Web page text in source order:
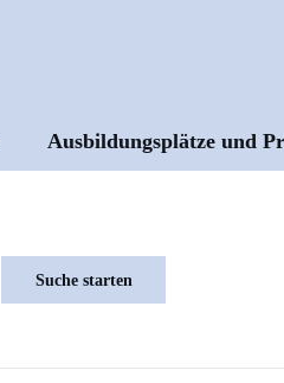
Ausbildungsplätze und